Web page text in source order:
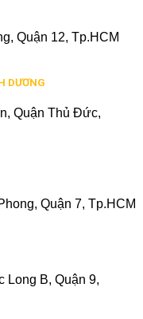
Quận 12, Tp.HCM
DƯƠNG
Quận Thủ Đức,
Quận 7, Tp.HCM
Long B, Quận 9,